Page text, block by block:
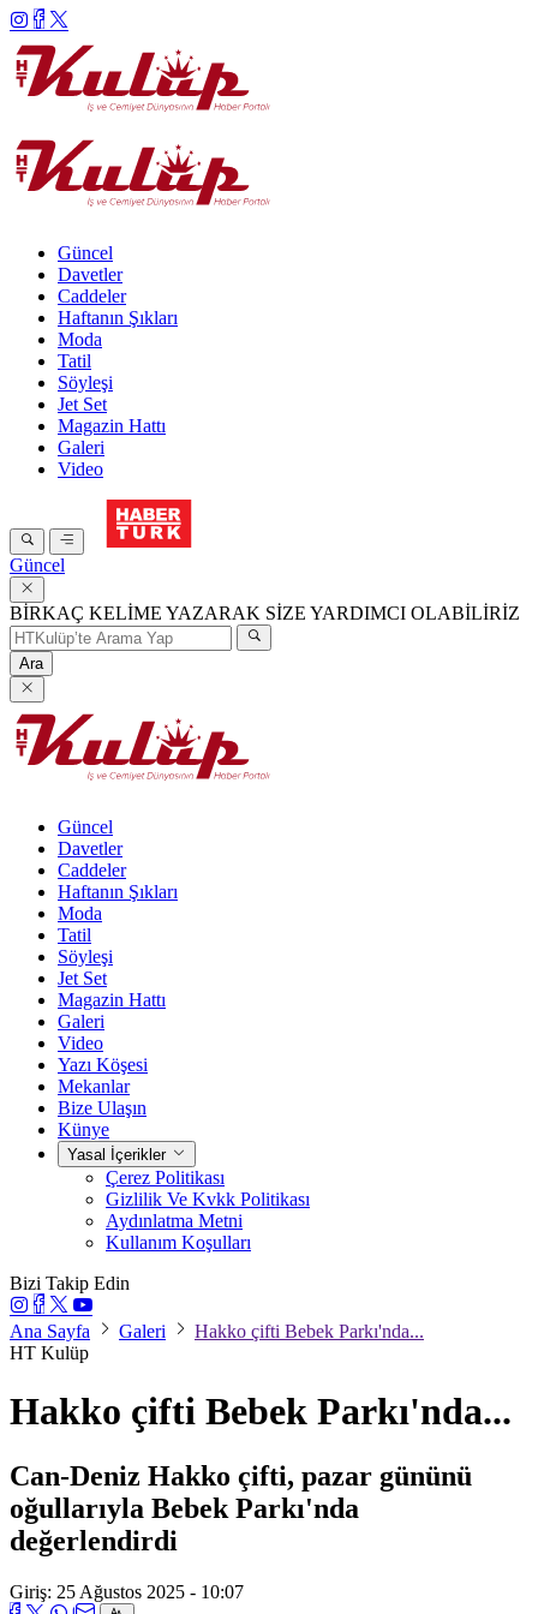
Güncel
Davetler
Caddeler
Haftanın Şıkları
Moda
Tatil
Söyleşi
Jet Set
Magazin Hattı
Galeri
Video
Güncel
BİRKAÇ KELİME YAZARAK SİZE YARDIMCI OLABİLİRİZ
Ara
Güncel
Davetler
Caddeler
Haftanın Şıkları
Moda
Tatil
Söyleşi
Jet Set
Magazin Hattı
Galeri
Video
Yazı Köşesi
Mekanlar
Bize Ulaşın
Künye
Yasal İçerikler
Çerez Politikası
Gizlilik Ve Kvkk Politikası
Aydınlatma Metni
Kullanım Koşulları
Bizi Takip Edin
Ana Sayfa Galeri
Hakko çifti Bebek Parkı'nda...
HT Kulüp
Hakko çifti Bebek Parkı'nda...
Can-Deniz Hakko çifti, pazar gününü
oğullarıyla Bebek Parkı'nda
değerlendirdi
Giriş: 25 Ağustos 2025 - 10:07